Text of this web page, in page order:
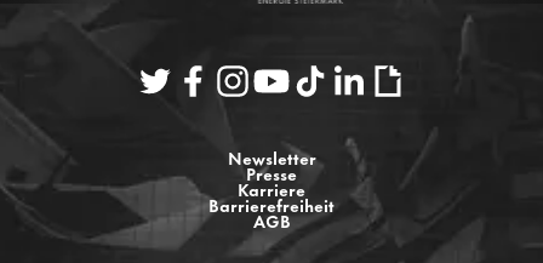
Newsletter
Presse
Karriere
Barrierefreiheit
AGB